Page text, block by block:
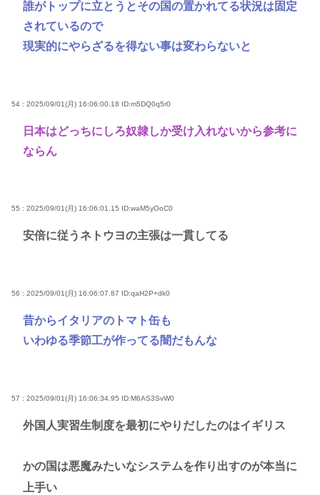
誰がトップに立とうとその国の置かれてる状況は固定
されているので
現実的にやらざるを得ない事は変わらないと
54 : 2025/09/01(月) 16:06:00.18 ID:m5DQ0q5r0
日本はどっちにしろ奴隷しか受け入れないから参考に
ならん
55 : 2025/09/01(月) 16:06:01.15 ID:waM5yOoC0
安倍に従うネトウヨの主張は一貫してる
56 : 2025/09/01(月) 16:06:07.87 ID:qaH2P+dk0
昔からイタリアのトマト缶も
いわゆる季節工が作ってる闇だもんな
57 : 2025/09/01(月) 16:06:34.95 ID:M6AS3SvW0
外国人実習生制度を最初にやりだしたのはイギリス
かの国は悪魔みたいなシステムを作り出すのが本当に
上手い